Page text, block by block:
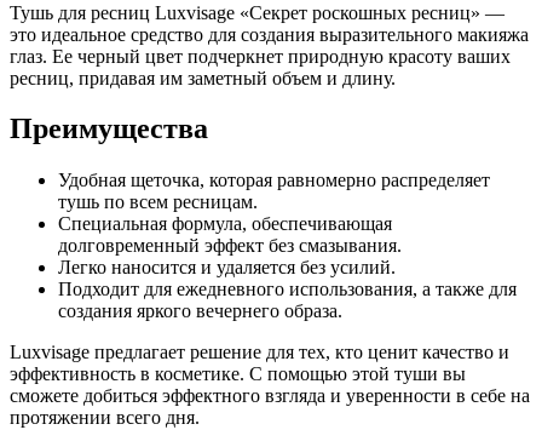
Тушь для ресниц Luxvisage «Секрет роскошных ресниц» —
это идеальное средство для создания выразительного макияжа
глаз. Ее черный цвет подчеркнет природную красоту ваших
ресниц, придавая им заметный объем и длину.
Преимущества
Удобная щеточка, которая равномерно распределяет
тушь по всем ресницам.
Специальная формула, обеспечивающая
долговременный эффект без смазывания.
Легко наносится и удаляется без усилий.
Подходит для ежедневного использования, а также для
создания яркого вечернего образа.
Luxvisage предлагает решение для тех, кто ценит качество и
эффективность в косметике. С помощью этой туши вы
сможете добиться эффектного взгляда и уверенности в себе на
протяжении всего дня.